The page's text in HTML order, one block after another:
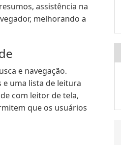
assistência na
melhorando a
e navegação.
uma lista de leitura
com leitor de tela,
que os usuários